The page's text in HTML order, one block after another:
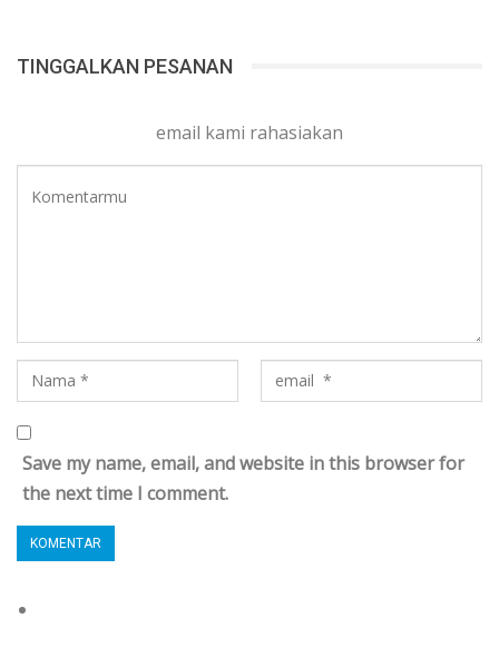
TINGGALKAN PESANAN
email kami rahasiakan
Save my name, email, and website in this browser for
the next time I comment.